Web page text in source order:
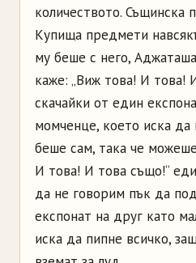
количеството. Същинска
Купища предмети
му беше с него,
каже: „Виж това! И това!
скачайки от един
момченце, което иска да
беше сам, така че
И това! И това също!“
да не говорим пък да
експонат на друг като
иска да пипне всичко,